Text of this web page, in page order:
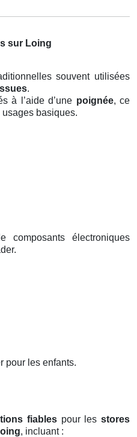
sur Loing
souvent utilisées
.
à l’aide d’une poignée, ce
basiques.
composants électroniques
pour les enfants.
fiablespour lesstores
, incluant :